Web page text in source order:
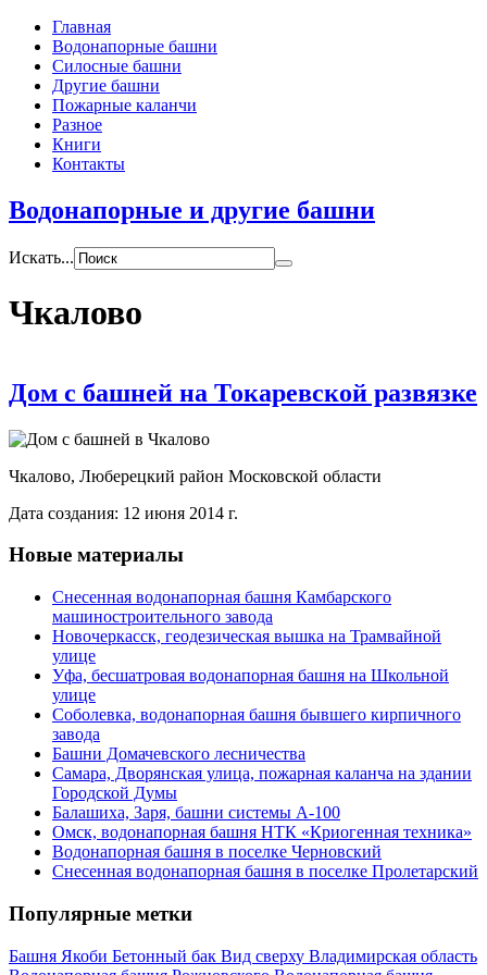
Главная
Водонапорные башни
Силосные башни
Другие башни
Пожарные каланчи
Разное
Книги
Контакты
Водонапорные и другие башни
Искать...
Чкалово
Дом с башней на Токаревской развязке
Чкалово, Люберецкий район Московской области
Дата создания: 12 июня 2014 г.
Новые материалы
Снесенная водонапорная башня Камбарского
машиностроительного завода
Новочеркасск, геодезическая вышка на Трамвайной
улице
Уфа, бесшатровая водонапорная башня на Школьной
улице
Соболевка, водонапорная башня бывшего кирпичного
завода
Башни Домачевского лесничества
Самара, Дворянская улица, пожарная каланча на здании
Городской Думы
Балашиха, Заря, башни системы А-100
Омск, водонапорная башня НТК «Криогенная техника»
Водонапорная башня в поселке Черновский
Снесенная водонапорная башня в поселке Пролетарский
Популярные метки
Башня Якоби Бетонный бак Вид сверху Владимирская область